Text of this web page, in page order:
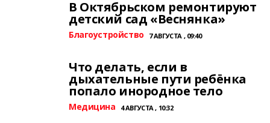
В Октябрьском ремонтируют
детский сад «Веснянка»
Благоустройство 7 АВГУСТА , 09:40
Что делать, если в
дыхательные пути ребёнка
попало инородное тело
Медицина 4 АВГУСТА , 10:32